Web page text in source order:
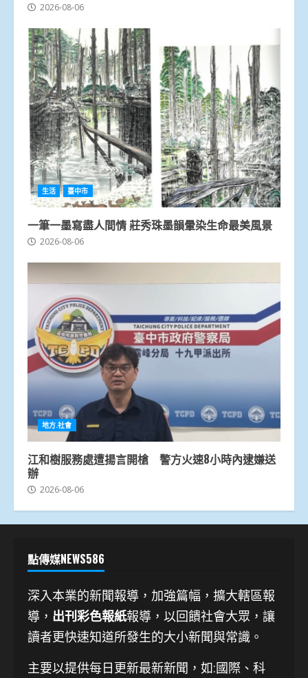
2026-08-06
生活 臺中市
一筆一墨寫盡人間情 莊秀珠墨韻暈染生命最美風景
2026-08-06
地方.社會
江和樹服務處遭揚言開槍 警方火速8小時內逮嫌送
辦
2026-08-06
點傳媒NEWS586
深入本業的新聞報導，加強篇幅，擴大轄區報
導， 出刊彩色報紙報導，以回饋社會大眾，讓
讀者更快速知道所發生的大小新聞與常識。
主要以提供每日更新最新新聞 ，如:國際、科